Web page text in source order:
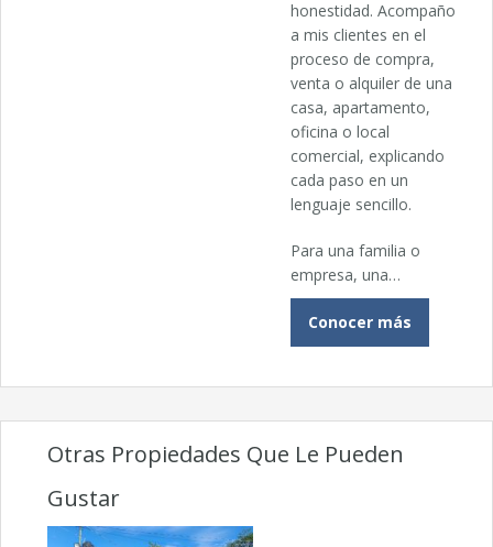
honestidad. Acompaño
a mis clientes en el
proceso de compra,
venta o alquiler de una
casa, apartamento,
oficina o local
comercial, explicando
cada paso en un
lenguaje sencillo.
Para una familia o
empresa, una…
Conocer más
Otras Propiedades Que Le Pueden
Gustar